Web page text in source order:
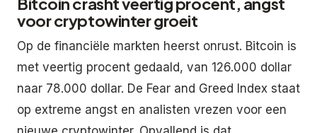
voor cryptowinter groeit
Op de financiële markten heerst onrust. Bitcoin is
met veertig procent gedaald, van 126.000 dollar
naar 78.000 dollar. De Fear and Greed Index staat
op extreme angst en analisten vrezen voor een